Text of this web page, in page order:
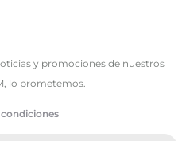
y promociones de nuestros
lo prometemos.